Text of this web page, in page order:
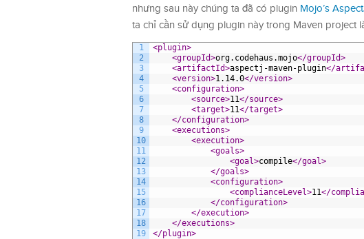
nhưng sau này chúng ta đã có plugin Mojo’s
ta chỉ cần sử dụng plugin này trong Maven project
1
2
3
4
5
6
7
8
9
10
11
12
13
14
15
16
17
18
19
<plugin>
<groupId>org.codehaus.mojo</groupId>
<artifactId>aspectj-maven-plugin</
<version>1.14.0</version>
<configuration>
<source>11</source>
<target>11</target>
</configuration>
<executions>
<execution>
<goals>
<goal>compile</goal>
</goals>
<configuration>
<complianceLevel>11</
</configuration>
</execution>
</executions>
</plugin>